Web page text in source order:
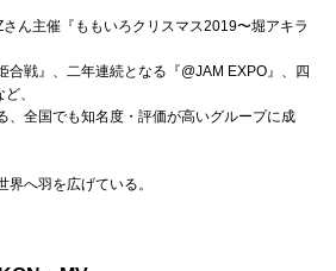
ん主催『ももいろクリスマス2019〜堀アキラ
合戦』、二年連続となる『@JAM EXPO』、四
、
、全国でも知名度・評価が高いグループに成
へ羽を広げている。